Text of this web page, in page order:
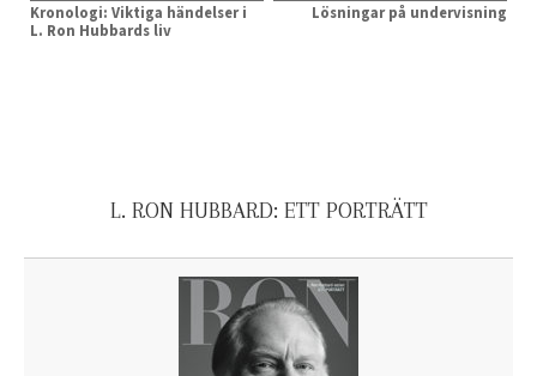
Kronologi: Viktiga händelser i
L. Ron Hubbards liv
Lösningar på undervisning
L. RON HUBBARD: ETT PORTRÄTT